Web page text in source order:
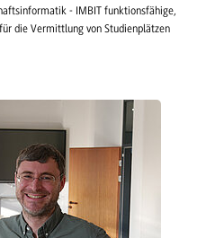
- IMBIT funktionsfähige,
die Vermittlung von Studienplätzen